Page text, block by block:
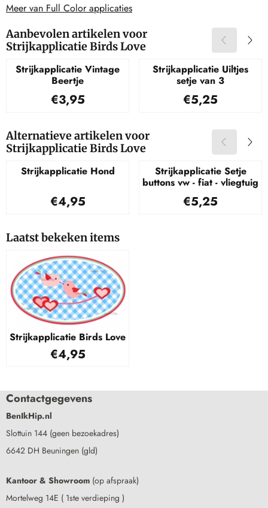
Meer van Full Color applicaties
Aanbevolen artikelen voor
Strijkapplicatie Birds Love
Strijkapplicatie Vintage
Beertje
Prijs: 3,95
€3,95
Strijkapplicatie Uiltjes
setje van 3
Prijs: 5,25
€5,25
Alternatieve artikelen voor
Strijkapplicatie Birds Love
Strijkapplicatie Hond
Prijs: 4,95
€4,95
Strijkapplicatie Setje
buttons vw - fiat - vliegtuig
Prijs: 5,25
€5,25
Laatst bekeken items
Strijkapplicatie Birds Love
€4,95
Contactgegevens
BenIkHip.nl
Slottuin 144 (geen bezoekadres)
6642 DH Beuningen (gld)
Kantoor & Showroom (op afspraak)
Mortelweg 14E ( 1ste verdieping )